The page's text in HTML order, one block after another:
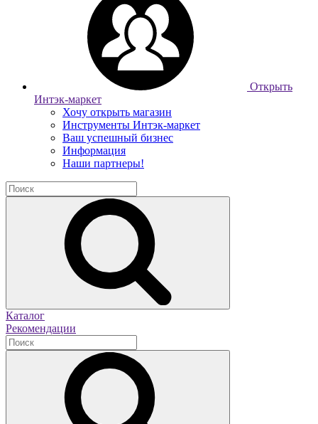
Открыть
Интэк-маркет
Хочу открыть магазин
Инструменты Интэк-маркет
Ваш успешный бизнес
Информация
Наши партнеры!
Каталог
Рекомендации